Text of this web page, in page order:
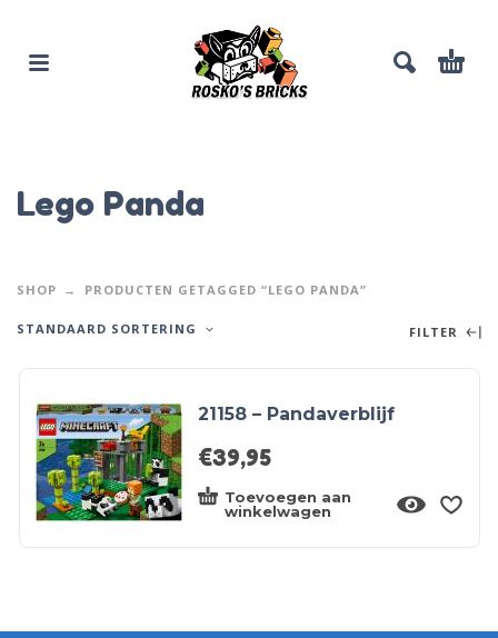
Lego Panda
SHOP PRODUCTEN GETAGGED “LEGO PANDA”
STANDAARD SORTERING FILTER
21158 – Pandaverblijf
€39,95
Toevoegen aan
winkelwagen